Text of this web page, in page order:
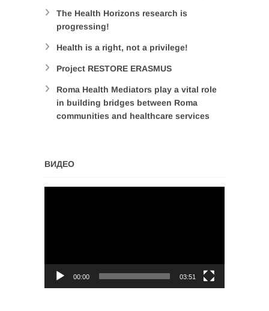
The Health Horizons research is
progressing!
Health is a right, not a privilege!
Project RESTORE ERASMUS
Roma Health Mediators play a vital role
in building bridges between Roma
communities and healthcare services
ВИДЕО
00:00 03:51